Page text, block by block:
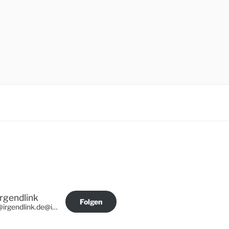
@irgendlink.de@irgendlink.de
Folgen